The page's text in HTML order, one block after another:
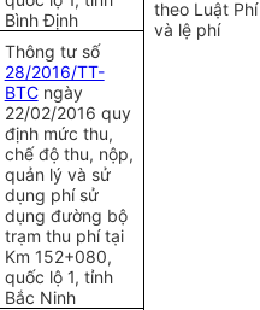
theo Luật Phí
và lệ phí
Bình Định
Thông tư số
28/2016/TT-
BTCngày
22/02/2016 quy
định mức thu,
chế độ thu, nộp,
quản lý và sử
dụng phí sử
dụng đường bộ
trạm thu phí tại
Km 152+080,
quốc lộ 1, tỉnh
Bắc Ninh